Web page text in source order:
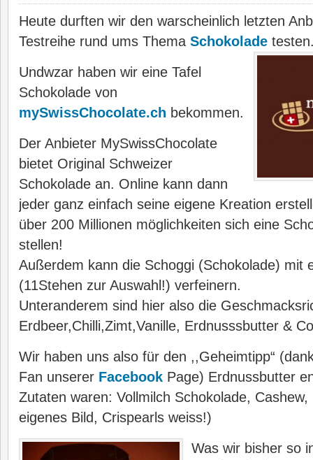
Heute durften wir den warscheinlich letzten
Testreihe rund ums Thema Schokolade
Undwzar haben wir eine Tafel
Schokolade von
mySwissChocolate.ch bekommen.
Der Anbieter MySwissChocolate
bietet Original Schweizer
Schokolade an. Online kann dann
jeder ganz einfach seine eigene Kreation
über 200 Millionen möglichkeiten sich eine
stellen!
Außerdem kann die Schoggi (Schokolade) mit
(11Stehen zur Auswahl!) verfeinern.
Unteranderem sind hier also die
Erdbeer,Chilli,Zimt,Vanille, Erdnusssbutter &
Wir haben uns also für den ,,Geheimtipp“
Fan unserer Facebook Page) Erdnussbutter
Zutaten waren: Vollmilch Schokolade,
eigenes Bild, Crispearls weiss!)
Was wir bisher so